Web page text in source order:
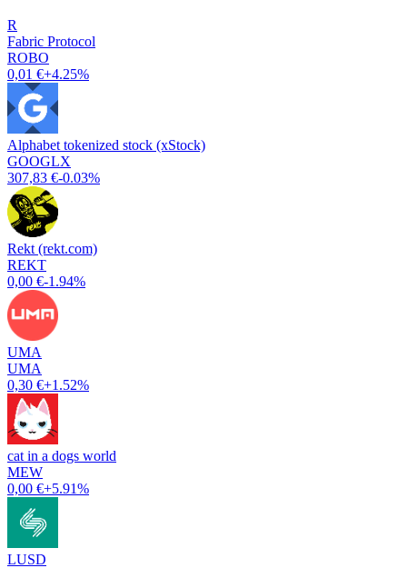
R
Fabric Protocol
ROBO
0,01 €+4.25%
Alphabet tokenized stock (xStock)
GOOGLX
307,83 €-0.03%
Rekt (rekt.com)
REKT
0,00 €-1.94%
UMA
UMA
0,30 €+1.52%
cat in a dogs world
MEW
0,00 €+5.91%
LUSD